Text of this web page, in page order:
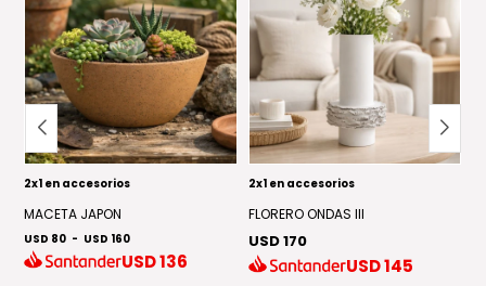
2x1 en accesorios
MACETA JAPON
USD 80 - USD 160
USD136
2x1 en accesorios
FLORERO ONDAS III
USD 170
USD145